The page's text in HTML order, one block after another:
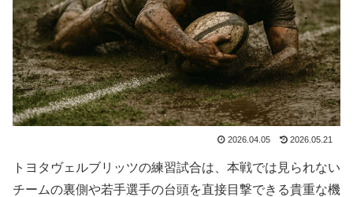
2026.04.05 2026.05.21
トヨタヴェルブリッツの練習試合は、本戦では見られない
チームの裏側や若手選手の台頭を直接目撃できる貴重な機